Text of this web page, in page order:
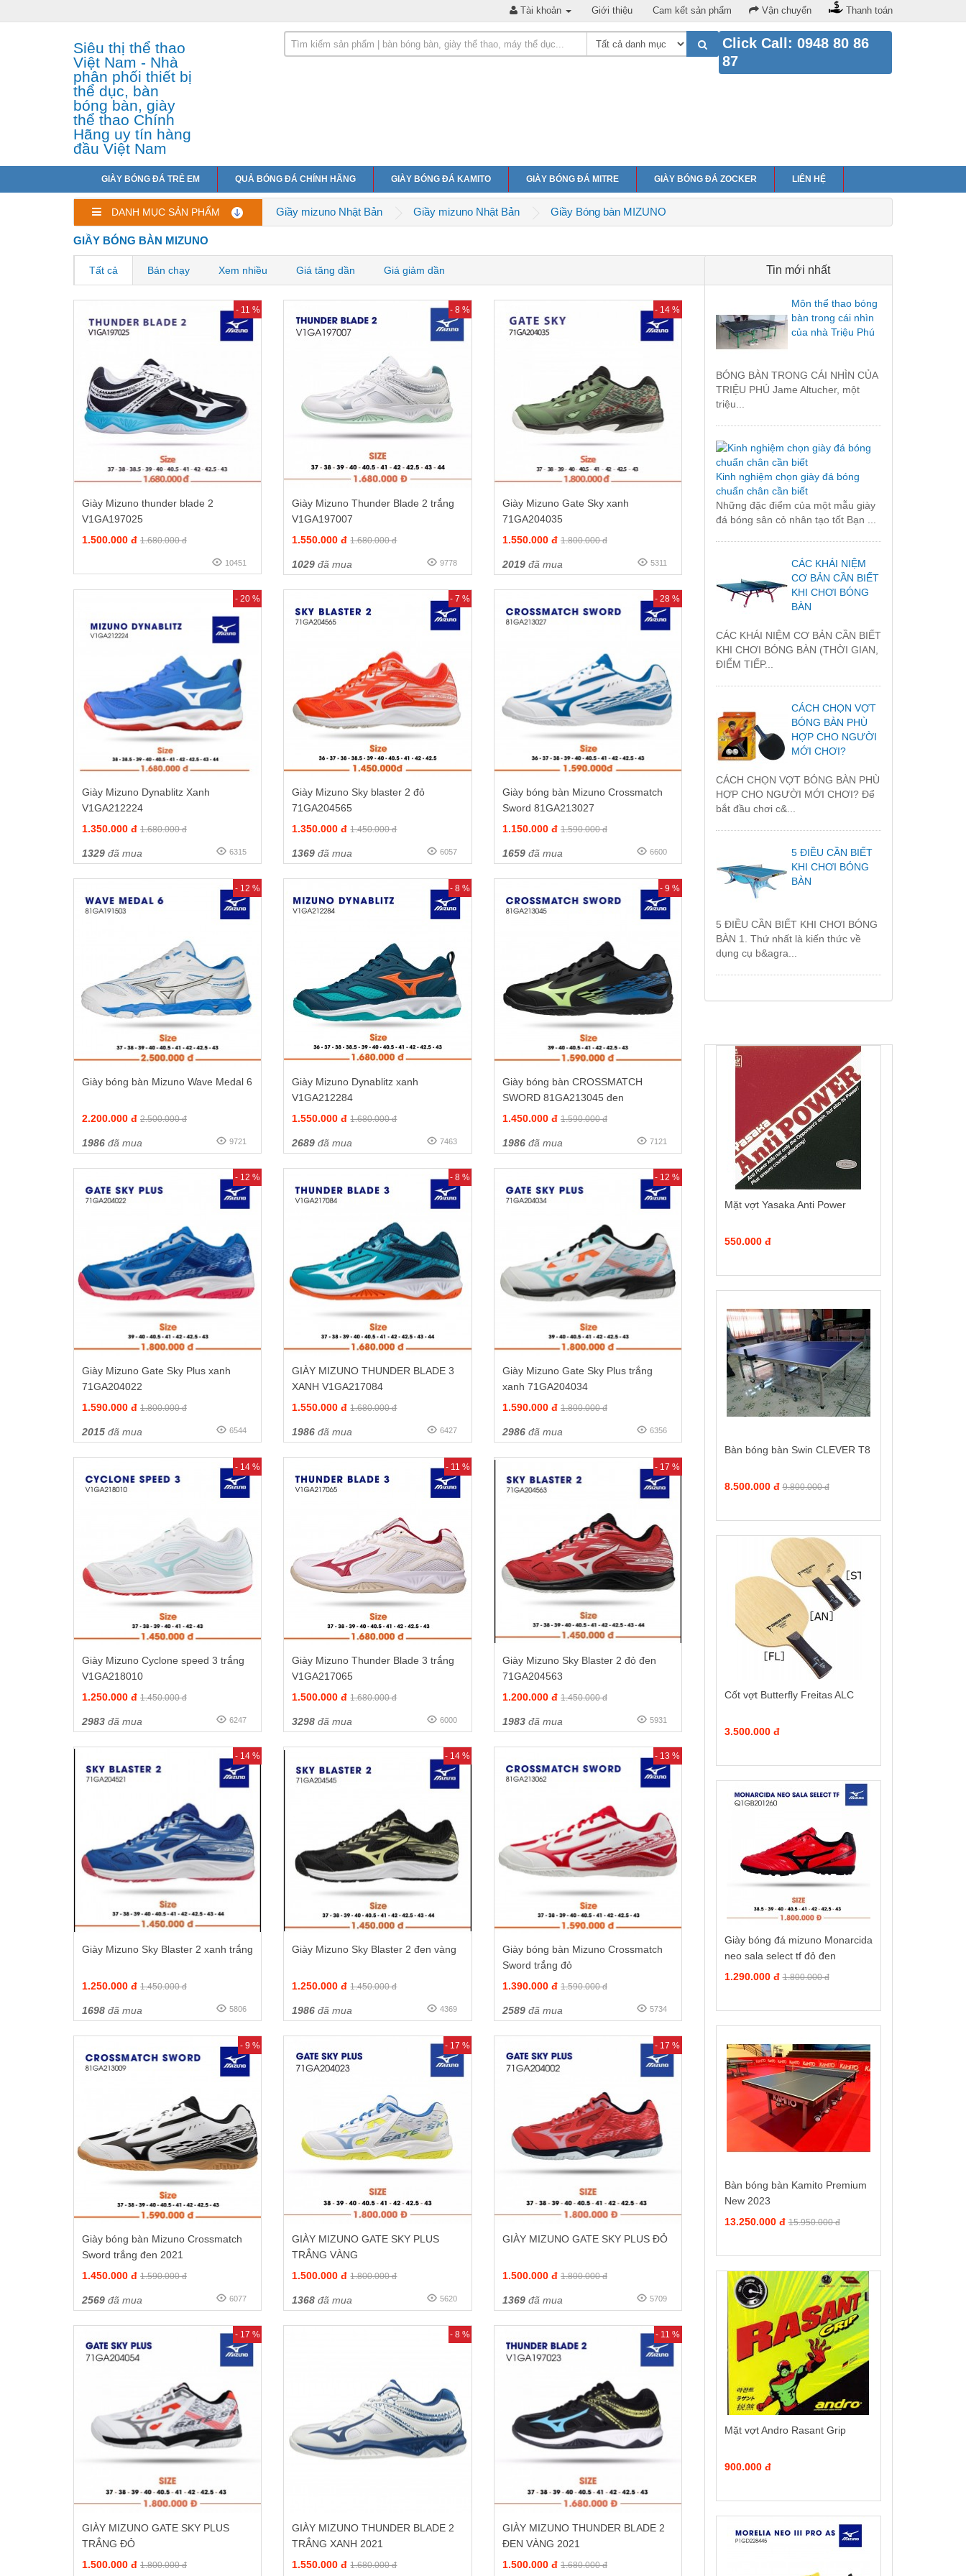
Tài khoản Giới thiệu Cam kết sản phẩm Vận chuyển Thanh toán
Siêu thị thể thao
Việt Nam - Nhà
phân phối thiết bị
thể dục, bàn
bóng bàn, giày
thể thao Chính
Hãng uy tín hàng
đầu Việt Nam
Click Call: 0948 80 86
87
GIÀY BÓNG ĐÁ TRẺ EM QUẢ BÓNG ĐÁ CHÍNH HÃNG GIÀY BÓNG ĐÁ KAMITO GIÀY BÓNG ĐÁ MITRE GIÀY BÓNG ĐÁ ZOCKER LIÊN HỆ
DANH MỤC SẢN PHẨM Giầy mizuno Nhật Bản Giầy mizuno Nhật Bản Giầy Bóng bàn MIZUNO
GIẦY BÓNG BÀN MIZUNO
Tất cả Bán chạy Xem nhiều Giá tăng dần Giá giảm dần
- 11 %
Giày Mizuno thunder blade 2
V1GA197025
1.500.000 đ 1.680.000 đ
10451
- 8 %
Giày Mizuno Thunder Blade 2 trắng
V1GA197007
1.550.000 đ 1.680.000 đ
1029 đã mua 9778
- 14 %
Giày Mizuno Gate Sky xanh
71GA204035
1.550.000 đ 1.800.000 đ
2019đã mua 5311
- 20 %
Giày Mizuno Dynablitz Xanh
V1GA212224
1.350.000 đ 1.680.000 đ
1329 đã mua 6315
- 7 %
Giày Mizuno Sky blaster 2 đỏ
71GA204565
1.350.000 đ 1.450.000 đ
1369 đã mua 6057
- 28 %
Giày bóng bàn Mizuno Crossmatch
Sword 81GA213027
1.150.000 đ 1.590.000 đ
1659đã mua 6600
- 12 %
Giày bóng bàn Mizuno Wave Medal 6
2.200.000 đ 2.500.000 đ
1986 đã mua 9721
- 8 %
Giày Mizuno Dynablitz xanh
V1GA212284
1.550.000 đ 1.680.000 đ
2689 đã mua 7463
- 9 %
Giày bóng bàn CROSSMATCH
SWORD 81GA213045 đen
1.450.000 đ 1.590.000 đ
1986đã mua 7121
- 12 %
Giày Mizuno Gate Sky Plus xanh
71GA204022
1.590.000 đ 1.800.000 đ
2015 đã mua 6544
- 8 %
GIÀY MIZUNO THUNDER BLADE 3
XANH V1GA217084
1.550.000 đ 1.680.000 đ
1986 đã mua 6427
- 12 %
Giày Mizuno Gate Sky Plus trắng
xanh 71GA204034
1.590.000 đ 1.800.000 đ
2986đã mua 6356
- 14 %
Giày Mizuno Cyclone speed 3 trắng
V1GA218010
1.250.000 đ 1.450.000 đ
2983 đã mua 6247
- 11 %
Giày Mizuno Thunder Blade 3 trắng
V1GA217065
1.500.000 đ 1.680.000 đ
3298 đã mua 6000
- 17 %
Giày Mizuno Sky Blaster 2 đỏ đen
71GA204563
1.200.000 đ 1.450.000 đ
1983đã mua 5931
- 14 %
Giày Mizuno Sky Blaster 2 xanh trắng
1.250.000 đ 1.450.000 đ
1698 đã mua 5806
- 14 %
Giày Mizuno Sky Blaster 2 đen vàng
1.250.000 đ 1.450.000 đ
1986 đã mua 4369
- 13 %
Giày bóng bàn Mizuno Crossmatch
Sword trắng đỏ
1.390.000 đ 1.590.000 đ
2589đã mua 5734
- 9 %
Giày bóng bàn Mizuno Crossmatch
Sword trắng đen 2021
1.450.000 đ 1.590.000 đ
2569 đã mua 6077
- 17 %
GIÀY MIZUNO GATE SKY PLUS
TRẮNG VÀNG
1.500.000 đ 1.800.000 đ
1368 đã mua 5620
- 17 %
GIÀY MIZUNO GATE SKY PLUS ĐỎ
1.500.000 đ 1.800.000 đ
1369đã mua 5709
- 17 %
GIÀY MIZUNO GATE SKY PLUS
TRẮNG ĐỎ
1.500.000 đ 1.800.000 đ
- 8 %
GIÀY MIZUNO THUNDER BLADE 2
TRẮNG XANH 2021
1.550.000 đ 1.680.000 đ
- 11 %
GIÀY MIZUNO THUNDER BLADE 2
ĐEN VÀNG 2021
1.500.000 đ 1.680.000 đ
Tin mới nhất
Môn thể thao bóng
bàn trong cái nhìn
của nhà Triệu Phú
BÓNG BÀN TRONG CÁI NHÌN CỦA
TRIỆU PHÚ Jame Altucher, một
triệu...
Kinh nghiệm chọn giày đá bóng
chuẩn chân cần biết
Những đặc điểm của một mẫu giày
đá bóng sân cỏ nhân tạo tốt Bạn ...
CÁC KHÁI NIỆM
CƠ BẢN CẦN BIẾT
KHI CHƠI BÓNG
BÀN
CÁC KHÁI NIỆM CƠ BẢN CẦN BIẾT
KHI CHƠI BÓNG BÀN (THỜI GIAN,
ĐIỂM TIẾP...
CÁCH CHỌN VỢT
BÓNG BÀN PHÙ
HỢP CHO NGƯỜI
MỚI CHƠI?
CÁCH CHỌN VỢT BÓNG BÀN PHÙ
HỢP CHO NGƯỜI MỚI CHƠI? Để
bắt đầu chơi c&...
5 ĐIỀU CẦN BIẾT
KHI CHƠI BÓNG
BÀN
5 ĐIỀU CẦN BIẾT KHI CHƠI BÓNG
BÀN 1. Thứ nhất là kiến thức về
dụng cụ b&agra...
Mặt vợt Yasaka Anti Power
550.000 đ
Bàn bóng bàn Swin CLEVER T8
8.500.000 đ 9.800.000 đ
Cốt vợt Butterfly Freitas ALC
3.500.000 đ
Giày bóng đá mizuno Monarcida
neo sala select tf đỏ đen
1.290.000 đ 1.800.000 đ
Bàn bóng bàn Kamito Premium
New 2023
13.250.000 đ 15.950.000 đ
Mặt vợt Andro Rasant Grip
900.000 đ